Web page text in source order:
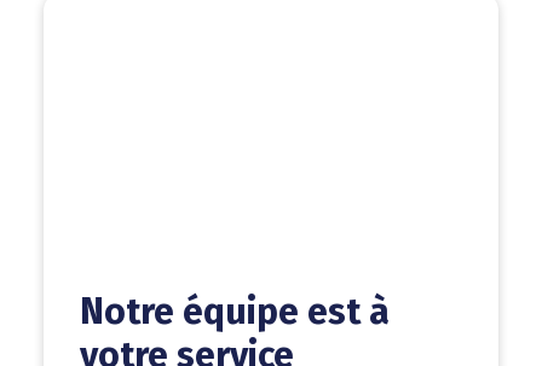
Notre équipe est à
votre service